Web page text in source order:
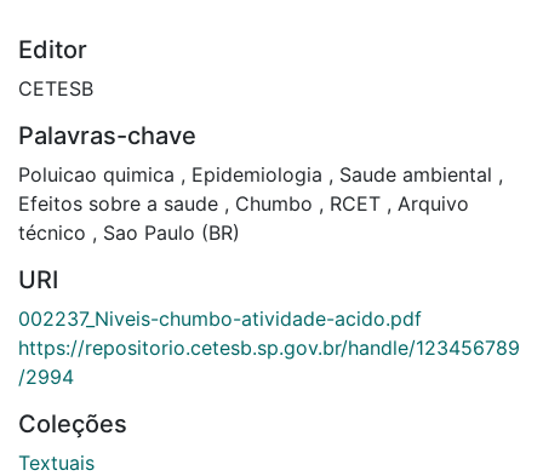
Editor
CETESB
Palavras-chave
Poluicao quimica , Epidemiologia , Saude ambiental ,
Efeitos sobre a saude , Chumbo , RCET , Arquivo
técnico , Sao Paulo (BR)
URI
002237_Niveis-chumbo-atividade-acido.pdf
https://repositorio.cetesb.sp.gov.br/handle/123456789
/2994
Coleções
Textuais